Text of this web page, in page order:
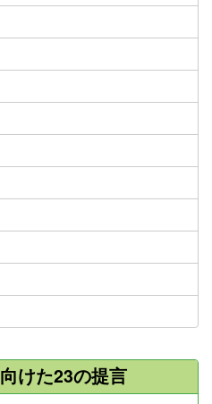
けた23の提言